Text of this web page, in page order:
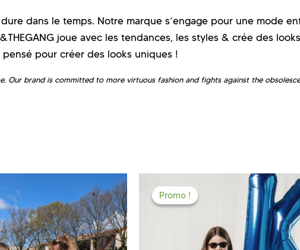
dans le temps. Notre marque s’engage pour une mode
joue avec les tendances, les styles & crée des
pour créer des looks uniques !
Our brand is committed to more virtuous fashion and fights against the
Promo !
Promo !